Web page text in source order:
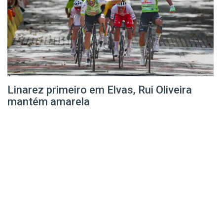
Linarez primeiro em Elvas, Rui Oliveira
mantém amarela